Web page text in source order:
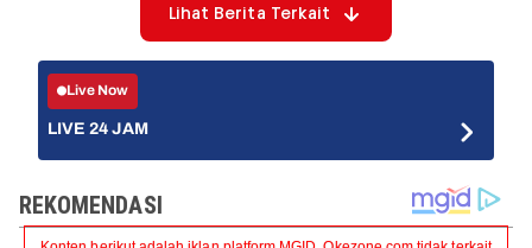
Lihat Berita Terkait
Live Now
LIVE 24 JAM